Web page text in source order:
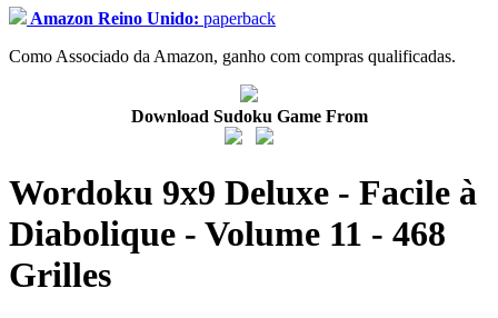
Amazon Reino Unido: paperback
Como Associado da Amazon, ganho com compras qualificadas.
Download Sudoku Game From
Wordoku 9x9 Deluxe - Facile à
Diabolique - Volume 11 - 468
Grilles